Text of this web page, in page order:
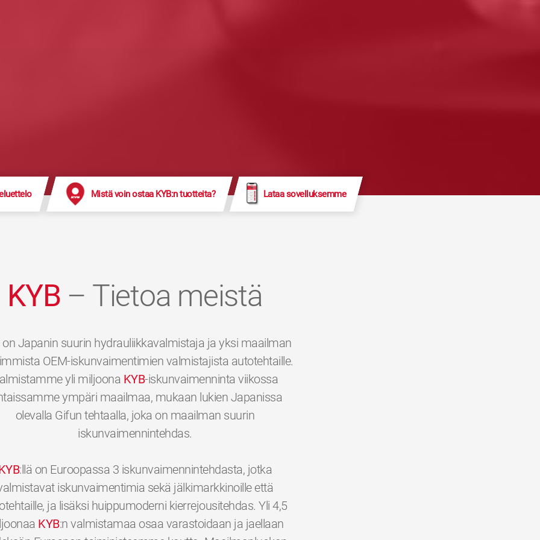
Mistä voin ostaa KYB:n tuotteita? Lataa sovelluksemme
KYB – Tietoa meistä
on Japanin suurin hydrauliikkavalmistaja ja yksi maailman
OEM-iskunvaimentimien valmistajista autotehtaille.
yli miljoona KYB-iskunvaimenninta viikossa
ympäri maailmaa, mukaan lukien Japanissa
olevalla Gifun tehtaalla, joka on maailman suurin
iskunvaimennintehdas.
:llä on Euroopassa 3 iskunvaimennintehdasta, jotka
iskunvaimentimia sekä jälkimarkkinoille että
ja lisäksi huippumoderni kierrejousitehdas. Yli 4,5
KYB:n valmistamaa osaa varastoidaan ja jaellaan